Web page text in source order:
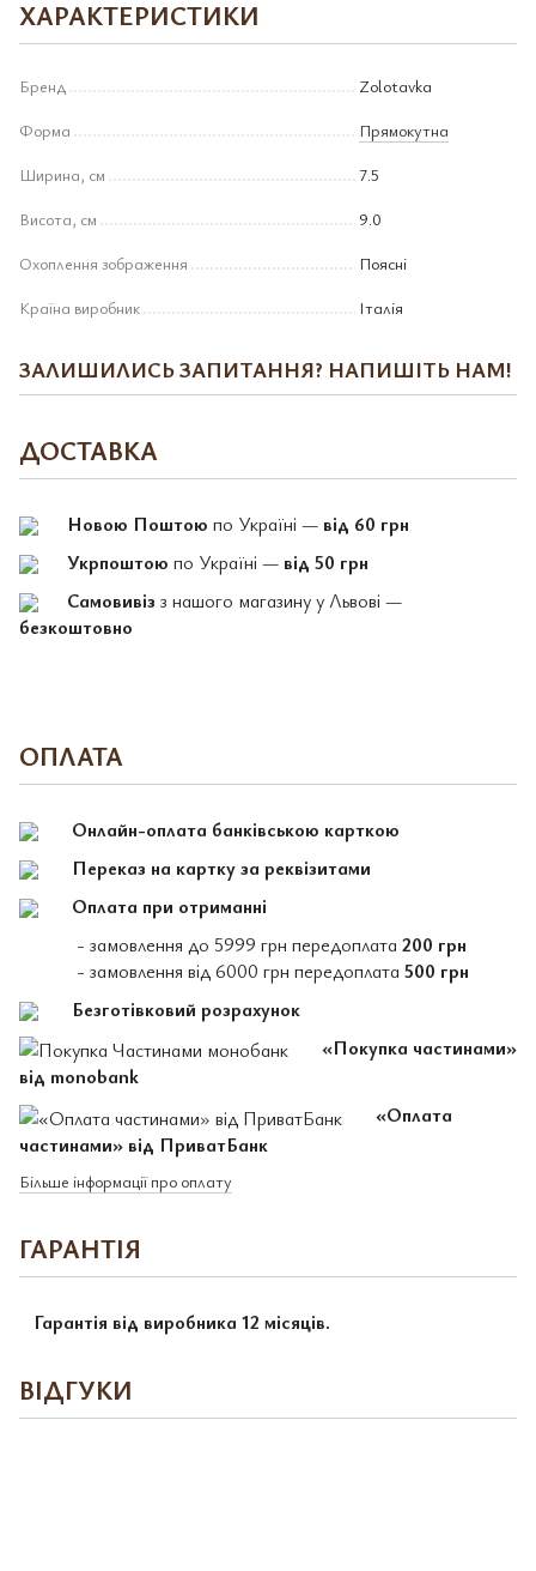
ХАРАКТЕРИСТИКИ
Бренд
Zolotavka
Форма
Прямокутна
Ширина, см
7.5
Висота, см
9.0
Охоплення зображення
Поясні
Країна виробник
Італія
ЗАЛИШИЛИСЬ ЗАПИТАННЯ? НАПИШІТЬ НАМ!
ДОСТАВКА
Новою Поштою по Україні — від 60 грн
Укрпоштою по Україні — від 50 грн
Самовивіз з нашого магазину у Львові —
безкоштовно
ОПЛАТА
Онлайн-оплата банківською карткою
Переказ на картку за реквізитами
Оплата при отриманні
- замовлення до 5999 грн передоплата 200 грн
- замовлення від 6000 грн передоплата 500 грн
Безготівковий розрахунок
«Покупка частинами»
від monobank
«Оплата
частинами» від ПриватБанк
Більше інформації про оплату
ГАРАНТІЯ
Гарантія від виробника 12 місяців.
ВІДГУКИ